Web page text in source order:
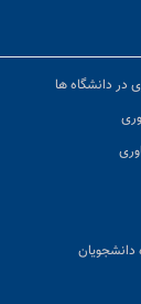
در دانشگاه ها
دانشجویان